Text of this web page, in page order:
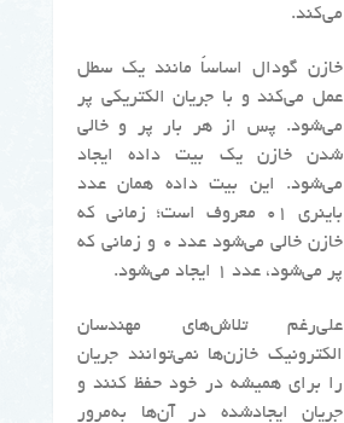
می‌کند.
خازن گودال اساساً مانند یک سطل
عمل می‌کند و با جریان الکتریکی پر
می‌شود. پس از هر بار پر و خالی
شدن خازن یک بیت داده ایجاد
می‌شود. این بیت داده همان عدد
باینری ۰۱ معروف است؛ زمانی که
خازن خالی می‌شود عدد ۰ و زمانی که
پر می‌شود، عدد ۱ ایجاد می‌شود.
علی‌رغم تلاش‌های مهندسان
الکترونیک خازن‌ها نمی‌توانند جریان
را برای همیشه در خود حفظ کنند و
جریان ایجادشده در آن‌ها به‌مرور